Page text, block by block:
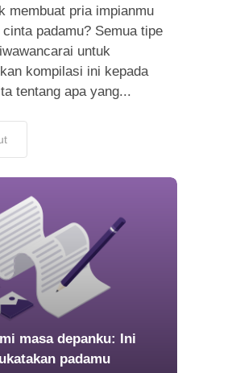
membuat pria impianmu
padamu? Semua tipe
untuk
kompilasi ini kepada
tentang apa yang...
masa depanku: Ini
padamu